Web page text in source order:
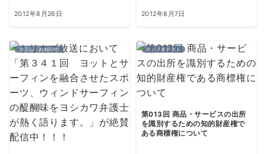
2012年8月26日 2012年8月7日
コラム・お知らせ ポッドキャスト
第013回 商品・サービスの出所
を識別するための知的財産権で
ある商標権について